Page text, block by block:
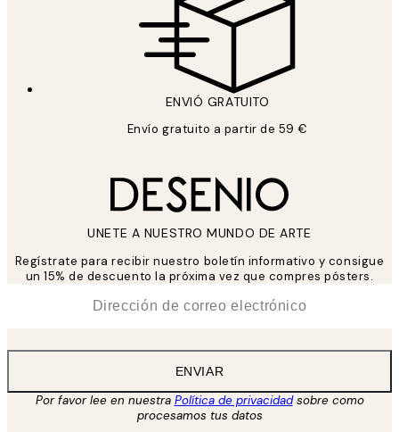
ENVIÓ GRATUITO
Envío gratuito a partir de 59 €
UNETE A NUESTRO MUNDO DE ARTE
Regístrate para recibir nuestro boletín informativo y consigue
un 15% de descuento la próxima vez que compres pósters.
ENVIAR
Por favor lee en nuestra Política de privacidadsobre como
procesamos tus datos